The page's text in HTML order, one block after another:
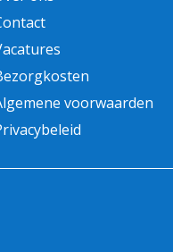
voorwaarden